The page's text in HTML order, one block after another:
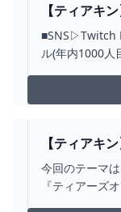
【ティアキ
必見【ゼル
■SNS▷Twitch
ル(年内1000人
【ティアキ
返しのつか
YOUTUBE
今回のテーマ
『ティアーズ